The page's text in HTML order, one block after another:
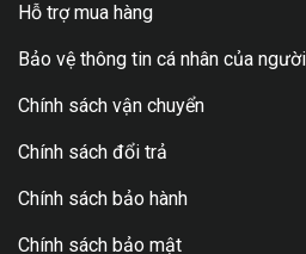
Hỗ trợ mua hàng
Bảo vệ thông tin cá nhân của
Chính sách vận chuyển
Chính sách đổi trả
Chính sách bảo hành
Chính sách bảo mật